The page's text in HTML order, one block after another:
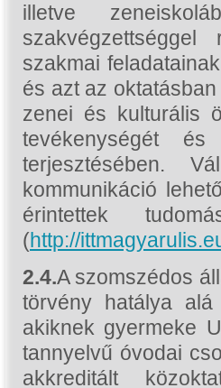
illetve
szakmai
és azt az
zenei és kulturális
tevékenységét
terjesztésében.
kommunikáció
érintettek
(http://
2.4.A szomszédos
törvény hatálya
akiknek gyermeke
tannyelvű óvodai
akkreditált